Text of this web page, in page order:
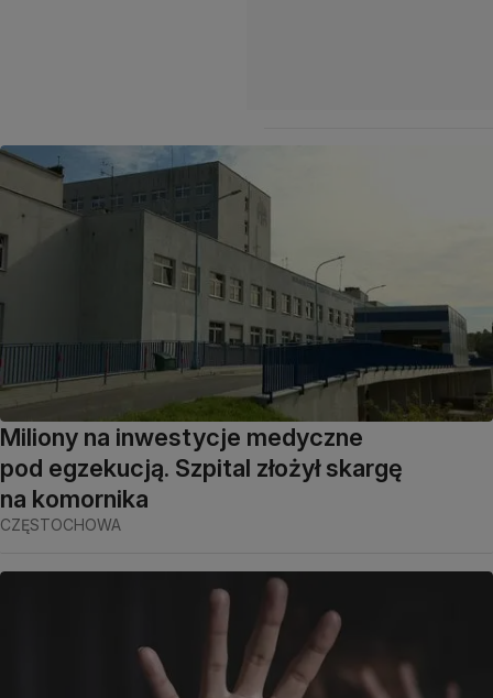
Miliony na inwestycje medyczne
pod egzekucją. Szpital złożył skargę
na komornika
CZĘSTOCHOWA